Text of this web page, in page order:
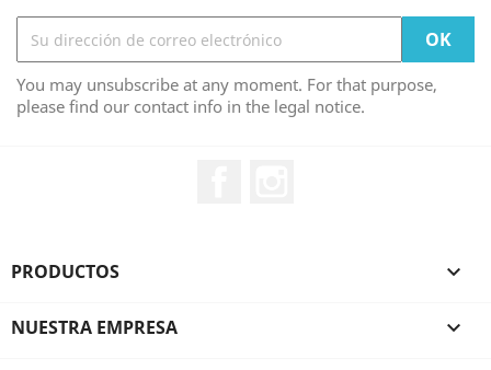
You may unsubscribe at any moment. For that purpose,
please find our contact info in the legal notice.
PRODUCTOS 
NUESTRA EMPRESA 